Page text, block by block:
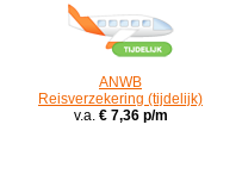
ANWB
Reisverzekering (tijdelijk)
v.a. € 7,36 p/m